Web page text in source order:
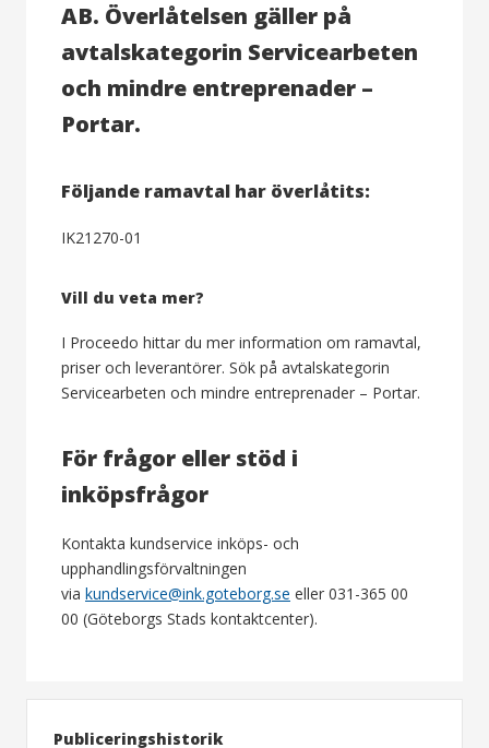
AB. Överlåtelsen gäller på
avtalskategorin Servicearbeten
och mindre entreprenader –
Portar.
Följande ramavtal har överlåtits:
IK21270-01
Vill du veta mer?
I Proceedo hittar du mer information om ramavtal,
priser och leverantörer. Sök på avtalskategorin
Servicearbeten och mindre entreprenader – Portar.
För frågor eller stöd i
inköpsfrågor
Kontakta kundservice inköps- och
upphandlingsförvaltningen
via kundservice@ink.goteborg.se eller 031-365 00
00 (Göteborgs Stads kontaktcenter).
Publiceringshistorik